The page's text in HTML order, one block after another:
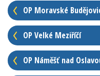
OP Moravské
OP Velké Meziříčí
OP Náměšť nad